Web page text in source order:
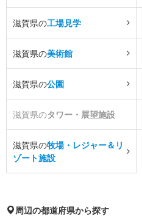
滋賀県の工場見学
滋賀県の美術館
滋賀県の公園
滋賀県のタワー・展望施設
滋賀県の牧場・レジャー＆リ
ゾート施設
周辺の都道府県から探す